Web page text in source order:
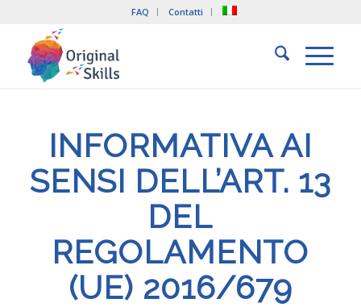
FAQ Contatti
INFORMATIVA AI
SENSI DELL’ART. 13
DEL
REGOLAMENTO
(UE) 2016/679